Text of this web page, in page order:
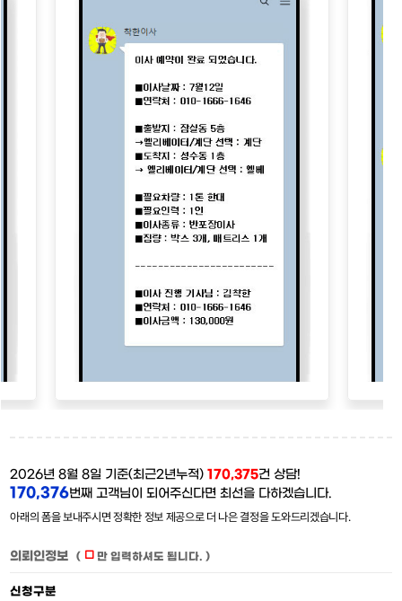
2026년 8월 8일 기준(최근2년누적)170,375건 상담!
170,376번째 고객님이 되어주신다면 최선을 다하겠습니다.
아래의 폼을 보내주시면 정확한 정보 제공으로 더 나은 결정을 도와드리겠습니다.
의뢰인정보 ( 만 입력하셔도 됩니다. )
신청구분